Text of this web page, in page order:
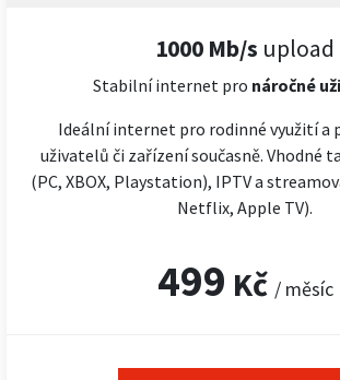
1000 Mb/s upload
Stabilní internet pro náročné
Ideální internet pro rodinné využití a
uživatelů či zařízení současně. Vhodné
(PC, XBOX, Playstation), IPTV a
Netflix, Apple TV).
499 Kč / měsíc